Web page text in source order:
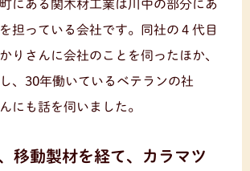
にある関木材工業は川中の部分にあ
担っている会社です。同社の４代目
りさんに会社のことを伺ったほか、
、30年働いているベテランの社
にも話を伺いました。
移動製材を経て、カラマツ